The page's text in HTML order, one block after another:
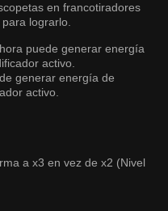
en francotiradores
lograrlo.
puede generar energía
activo.
generar energía de
activo.
a x3 en vez de x2 (Nivel